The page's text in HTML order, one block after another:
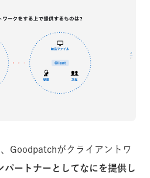
Goodpatchがクライアントワ
パートナーとしてなにを提供し